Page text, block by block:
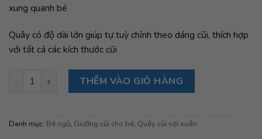
xung quanh bé
Quây có độ dài lớn giúp tự tuỳ chỉnh theo dáng cũi, thích hợp
với tất cả các kích thước cũi
Quây xoắn 3 sợi Sosa- Xanh trắng dài 4 met số lượng
THÊM VÀO GIỎ HÀNG
Danh mục: Bé ngủ, Giường cũi cho bé, Quây cũi sợi xoắn